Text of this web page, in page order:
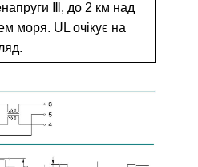
Ⅲ, до 2 км над
моря. UL очікує на